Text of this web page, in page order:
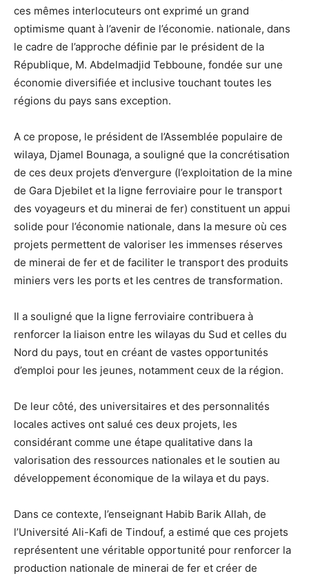
ces mêmes interlocuteurs ont exprimé un grand
optimisme quant à l’avenir de l’économie. nationale, dans
le cadre de l’approche définie par le président de la
République, M. Abdelmadjid Tebboune, fondée sur une
économie diversifiée et inclusive touchant toutes les
régions du pays sans exception.
A ce propose, le président de l’Assemblée populaire de
wilaya, Djamel Bounaga, a souligné que la concrétisation
de ces deux projets d’envergure (l’exploitation de la mine
de Gara Djebilet et la ligne ferroviaire pour le transport
des voyageurs et du minerai de fer) constituent un appui
solide pour l’économie nationale, dans la mesure où ces
projets permettent de valoriser les immenses réserves
de minerai de fer et de faciliter le transport des produits
miniers vers les ports et les centres de transformation.
Il a souligné que la ligne ferroviaire contribuera à
renforcer la liaison entre les wilayas du Sud et celles du
Nord du pays, tout en créant de vastes opportunités
d’emploi pour les jeunes, notamment ceux de la région.
De leur côté, des universitaires et des personnalités
locales actives ont salué ces deux projets, les
considérant comme une étape qualitative dans la
valorisation des ressources nationales et le soutien au
développement économique de la wilaya et du pays.
Dans ce contexte, l’enseignant Habib Barik Allah, de
l’Université Ali-Kafi de Tindouf, a estimé que ces projets
représentent une véritable opportunité pour renforcer la
production nationale de minerai de fer et créer de